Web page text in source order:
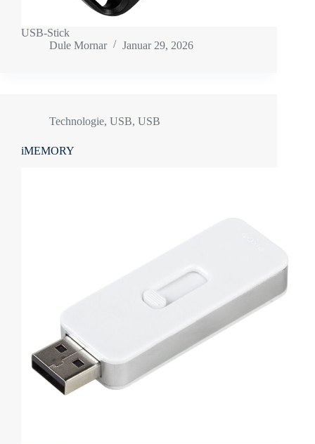
USB-Stick
Dule Mornar
Januar 29, 2026
Technologie, USB, USB
iMEMORY